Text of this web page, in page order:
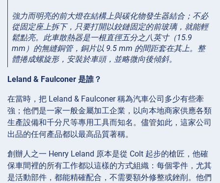
強力而明亮的前大燈在結構上與碳化物發生器結合；不必
從固定座上拆下，只要打開以鉸鏈固定的前玻璃，就能輕
鬆點亮。此車散熱器是一根直徑五分之八英寸（15.9
mm）的無縫銅管，銅片以 9.5 mm 的間距套在其上。整
體捲成螺旋形，安裝於車頭，並略微向後傾斜。
Leland & Faulconer 是誰？
在當時，把 Leland & Faulconer 稱為汽車公司多少有些牽
強；他們是一家一般金屬加工企業，以向本地商家供應各類
生產設備和千分尺等專用工具而知名。儘管如此，這家公司
出品的任何產品都以最高品質著稱。
創辦人之一 Henry Leland 原本是從 Colt 起步的槍匠，他確
保車間裡的所有工作都以這樣的方式組織：每個零件，尤其
是活動部件，都能精確配合，不需要額外修整或銼削。他們